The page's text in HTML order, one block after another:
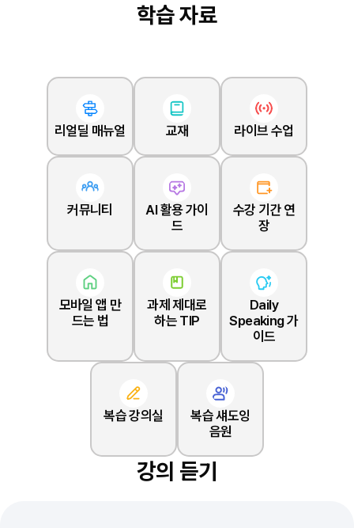
학습 자료
리얼딜 매뉴얼 교재 라이브 수업
커뮤니티
AI 활용 가이
드
수강 기간 연
장
모바일 앱 만
드는 법
과제 제대로
하는 TIP
Daily
Speaking 가
이드
복습 강의실
복습 섀도잉
음원
강의 듣기